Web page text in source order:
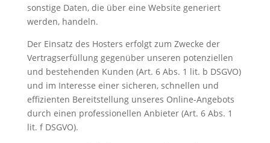
sonstige Daten, die über eine Website generiert
werden, handeln.
Der Einsatz des Hosters erfolgt zum Zwecke der
Vertragserfüllung gegenüber unseren potenziellen
und bestehenden Kunden (Art. 6 Abs. 1 lit. b DSGVO)
und im Interesse einer sicheren, schnellen und
effizienten Bereitstellung unseres Online-Angebots
durch einen professionellen Anbieter (Art. 6 Abs. 1
lit. f DSGVO).